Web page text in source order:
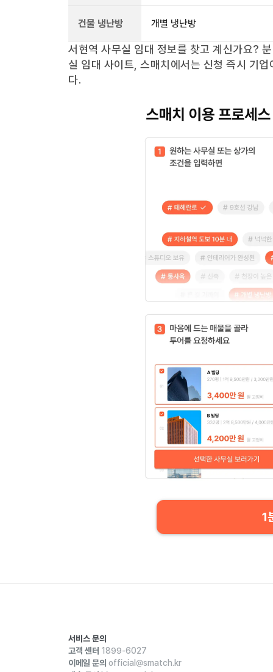
건물 냉난방 개별 냉난방
서현역 사무실 임대 정보를 찾고 계신가요?
실 임대 사이트, 스매치에서는 신청 즉시 기
다.
1
서비스 문의
고객 센터 1899-6027
이메일 문의 official@smatch.kr